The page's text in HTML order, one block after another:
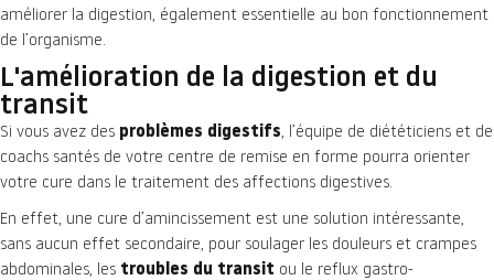
améliorer la digestion, également essentielle au bon fonctionnement
de l’organisme.
L'amélioration de la digestion et du
transit
Si vous avez des problèmes digestifs, l’équipe de diététiciens et de
coachs santés de votre centre de remise en forme pourra orienter
votre cure dans le traitement des affections digestives.
En effet, une cure d’amincissement est une solution intéressante,
sans aucun effet secondaire, pour soulager les douleurs et crampes
abdominales, les troubles du transit ou le reflux gastro-